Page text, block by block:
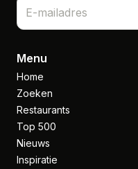
Menu
Home
Zoeken
Restaurants
Top 500
Nieuws
Inspiratie